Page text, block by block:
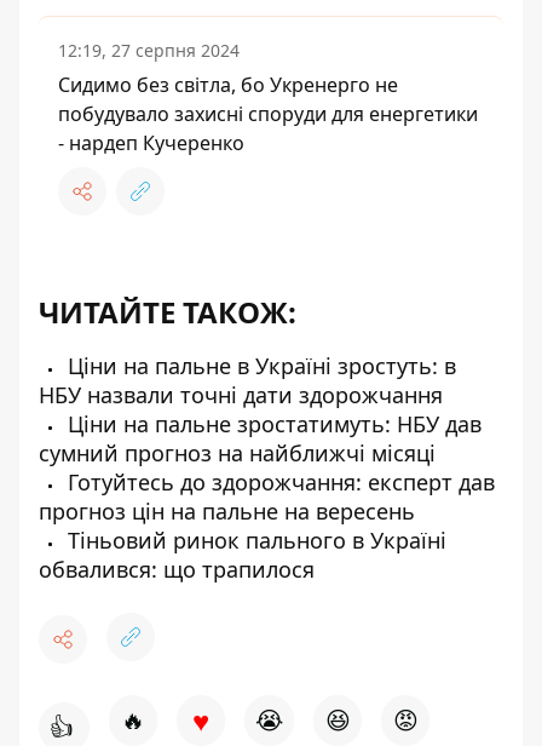
12:19, 27 серпня 2024
Сидимо без світла, бо Укренерго не
побудувало захисні споруди для енергетики
- нардеп Кучеренко
ЧИТАЙТЕ ТАКОЖ:
Ціни на пальне в Україні зростуть: в
НБУ назвали точні дати здорожчання
Ціни на пальне зростатимуть: НБУ дав
сумний прогноз на найближчі місяці
Готуйтесь до здорожчання: експерт дав
прогноз цін на пальне на вересень
Тіньовий ринок пального в Україні
обвалився: що трапилося
👍 🔥 ♥ 😭 😆 😡